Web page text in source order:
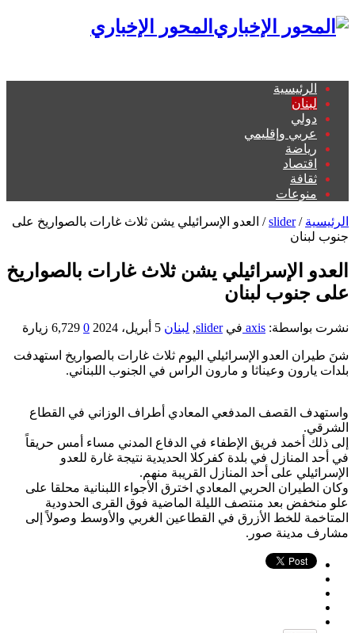
المحور الإخباري
الرئيسية
لبنان
دولي
عربي وإقليمي
رياضة
اقتصاد
ثقافة
منوعات
الرئيسية /
slider
/ العدو الإسرائيلي يشن ثلاث غارات بالصواريخ على
جنوب لبنان
العدو الإسرائيلي يشن ثلاث غارات بالصواريخ
على جنوب لبنان
نشرت بواسطة: axis فيslider
, لبنان 5 أبريل، 2024 0 6,729 زيارة
شنَ طيران العدو الإسرائيلي اليوم ثلاث غارات بالصواريخ استهدفت
بلدات يارون وعيناثا و مارون الراس في الجنوب اللبناني.
واستهدف القصف المدفعي المعادي أطراف الوزاني في القطاع
الشرقي.
إلى ذلك أخمد فريق الإطفاء في الدفاع المدني مساء أمس حريقاً
في أحد المنازل في بلدة كفركلا الحديدية نتيجة غارة للعدو
الإسرائيلي على أحد المنازل القريبة منهم.
وكان الطيران الحربي المعادي اخترق الأجواء اللبنانية محلقا على
علو منخفض بعد منتصف الليلة الماضية فوق القرى الحدودية
المتاخمة للخط الأزرق في القطاعين الغربي والأوسط وصولاً إلى
مشارف مدينة صور.